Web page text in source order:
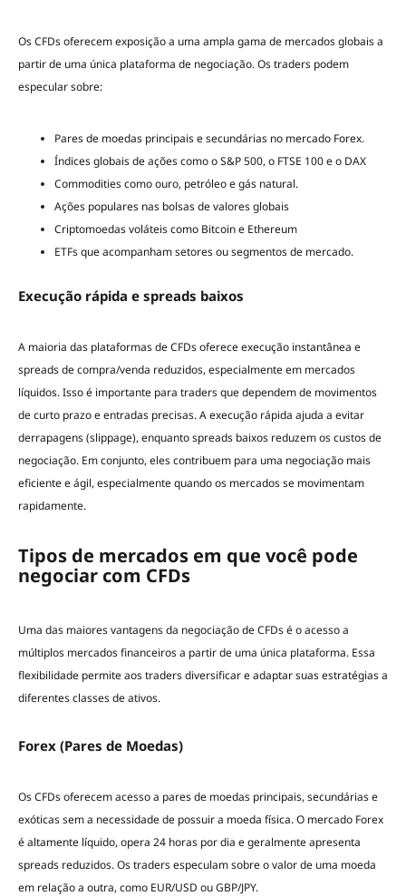
Os CFDs oferecem exposição a uma ampla gama de mercados globais a
partir de uma única plataforma de negociação. Os traders podem
especular sobre:
Pares de moedas principais e secundárias no mercado Forex.
Índices globais de ações como o S&P 500, o FTSE 100 e o DAX
Commodities como ouro, petróleo e gás natural.
Ações populares nas bolsas de valores globais
Criptomoedas voláteis como Bitcoin e Ethereum
ETFs que acompanham setores ou segmentos de mercado.
Execução rápida e spreads baixos
A maioria das plataformas de CFDs oferece execução instantânea e
spreads de compra/venda reduzidos, especialmente em mercados
líquidos. Isso é importante para traders que dependem de movimentos
de curto prazo e entradas precisas. A execução rápida ajuda a evitar
derrapagens (slippage), enquanto spreads baixos reduzem os custos de
negociação. Em conjunto, eles contribuem para uma negociação mais
eficiente e ágil, especialmente quando os mercados se movimentam
rapidamente.
Tipos de mercados em que você pode
negociar com CFDs
Uma das maiores vantagens da negociação de CFDs é o acesso a
múltiplos mercados financeiros a partir de uma única plataforma. Essa
flexibilidade permite aos traders diversificar e adaptar suas estratégias a
diferentes classes de ativos.
Forex (Pares de Moedas)
Os CFDs oferecem acesso a pares de moedas principais, secundárias e
exóticas sem a necessidade de possuir a moeda física. O mercado Forex
é altamente líquido, opera 24 horas por dia e geralmente apresenta
spreads reduzidos. Os traders especulam sobre o valor de uma moeda
em relação a outra, como EUR/USD ou GBP/JPY.